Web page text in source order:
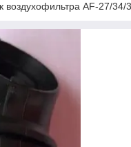
воздухофильтра AF-27/34/